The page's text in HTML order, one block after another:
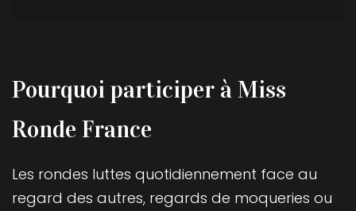
Pourquoi participer à Miss
Ronde France
Les rondes luttes quotidiennement face au
regard des autres, regards de moqueries ou